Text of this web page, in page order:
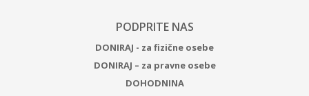
PODPRITE NAS
DONIRAJ - za fizične osebe
DONIRAJ – za pravne osebe
DOHODNINA